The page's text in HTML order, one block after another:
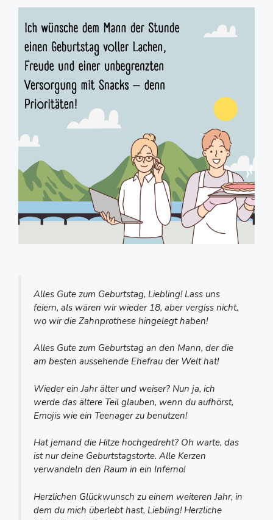
Alles Gute zum Geburtstag, Liebling! Lass uns
feiern, als wären wir wieder 18, aber vergiss nicht,
wo wir die Zahnprothese hingelegt haben!
Alles Gute zum Geburtstag an den Mann, der die
am besten aussehende Ehefrau der Welt hat!
Wieder ein Jahr älter und weiser? Nun ja, ich
werde das ältere Teil glauben, wenn du aufhörst,
Emojis wie ein Teenager zu benutzen!
Hat jemand die Hitze hochgedreht? Oh warte, das
ist nur deine Geburtstagstorte. Alle Kerzen
verwandeln den Raum in ein Inferno!
Herzlichen Glückwunsch zu einem weiteren Jahr, in
dem du mich überlebt hast, Liebling! Herzliche